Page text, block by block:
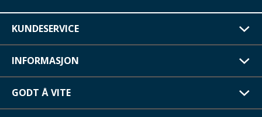
KUNDESERVICE
INFORMASJON
GODT Å VITE